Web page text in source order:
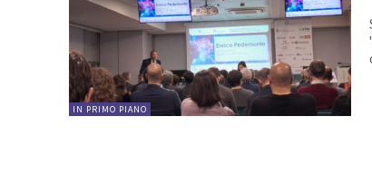
IN PRIMO PIANO